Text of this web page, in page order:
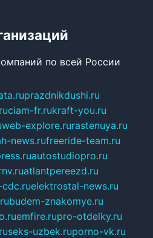
по всей России
prazdnikdushi.ru
ciam-fr.rukraft-you.ru
web-explore.rurastenuya.ru
news.rufreeride-team.ru
autostudiopro.ru
atlantpereezd.ru
cdc.ruelektrostal-news.ru
budem-znakomye.ru
emfire.rupro-otdelky.ru
seks-uzbek.ruporno-vk.ru